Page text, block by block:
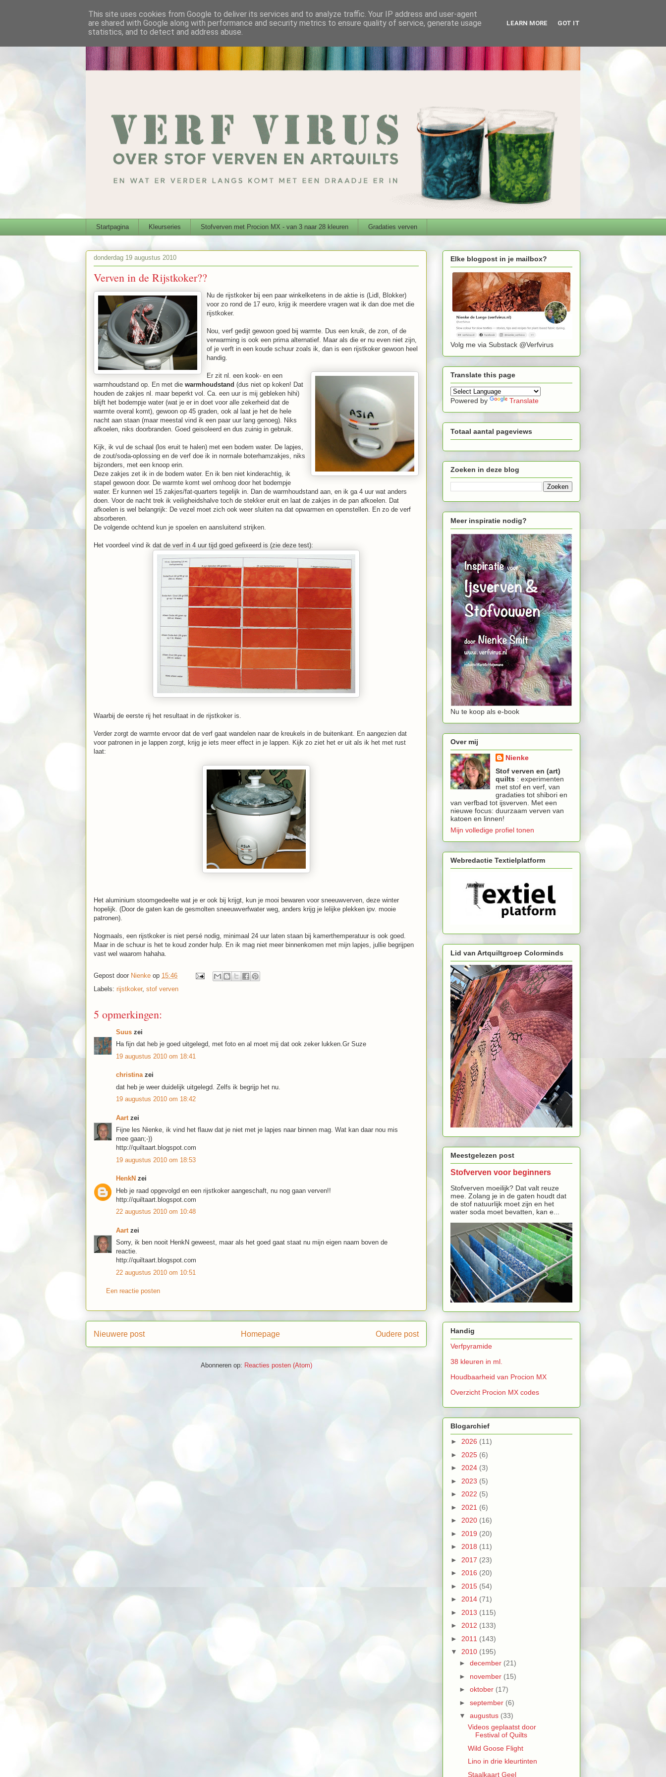
Startpagina Kleurseries Stofverven met Procion MX - van 3 naar 28 kleuren Gradaties verven
donderdag 19 augustus 2010
Verven in de Rijstkoker??
Nu de rijstkoker bij een paar winkelketens in de aktie is (Lidl, Blokker)
voor zo rond de 17 euro, krijg ik meerdere vragen wat ik dan doe met die
rijstkoker.
Nou, verf gedijt gewoon goed bij warmte. Dus een kruik, de zon, of de
verwarming is ook een prima alternatief. Maar als die er nu even niet zijn,
of je verft in een koude schuur zoals ik, dan is een rijstkoker gewoon heel
handig.
Er zit nl. een kook- en een
warmhoudstand op. En met die warmhoudstand (dus niet op koken! Dat
houden de zakjes nl. maar beperkt vol. Ca. een uur is mij gebleken hihi)
blijft het bodempje water (wat je er in doet voor alle zekerheid dat de
warmte overal komt), gewoon op 45 graden, ook al laat je het de hele
nacht aan staan (maar meestal vind ik een paar uur lang genoeg). Niks
afkoelen, niks doorbranden. Goed geisoleerd en dus zuinig in gebruik.
Kijk, ik vul de schaal (los eruit te halen) met een bodem water. De lapjes,
de zout/soda-oplossing en de verf doe ik in normale boterhamzakjes, niks
bijzonders, met een knoop erin.
Deze zakjes zet ik in de bodem water. En ik ben niet kinderachtig, ik
stapel gewoon door. De warmte komt wel omhoog door het bodempje
water. Er kunnen wel 15 zakjes/fat-quarters tegelijk in. Dan de warmhoudstand aan, en ik ga 4 uur wat anders
doen. Voor de nacht trek ik veiligheidshalve toch de stekker eruit en laat de zakjes in de pan afkoelen. Dat
afkoelen is wel belangrijk: De vezel moet zich ook weer sluiten na dat opwarmen en openstellen. En zo de verf
absorberen.
De volgende ochtend kun je spoelen en aansluitend strijken.
Het voordeel vind ik dat de verf in 4 uur tijd goed gefixeerd is (zie deze test):
Waarbij de eerste rij het resultaat in de rijstkoker is.
Verder zorgt de warmte ervoor dat de verf gaat wandelen naar de kreukels in de buitenkant. En aangezien dat
voor patronen in je lappen zorgt, krijg je iets meer effect in je lappen. Kijk zo ziet het er uit als ik het met rust
laat:
Het aluminium stoomgedeelte wat je er ook bij krijgt, kun je mooi bewaren voor sneeuwverven, deze winter
hopelijk. (Door de gaten kan de gesmolten sneeuwverfwater weg, anders krijg je lelijke plekken ipv. mooie
patronen).
Nogmaals, een rijstkoker is niet persé nodig, minimaal 24 uur laten staan bij kamerthemperatuur is ook goed.
Maar in de schuur is het te koud zonder hulp. En ik mag niet meer binnenkomen met mijn lapjes, jullie begrijpen
vast wel waarom hahaha.
Gepost door Nienke op 15:46
Labels: rijstkoker, stof verven
5 opmerkingen:
Suus zei
Ha fijn dat heb je goed uitgelegd, met foto en al moet mij dat ook zeker lukken.Gr Suze
19 augustus 2010 om 18:41
christinazei
dat heb je weer duidelijk uitgelegd. Zelfs ik begrijp het nu.
19 augustus 2010 om 18:42
Aart zei
Fijne les Nienke, ik vind het flauw dat je niet met je lapjes naar binnen mag. Wat kan daar nou mis
mee gaan;-))
http://quiltaart.blogspot.com
19 augustus 2010 om 18:53
HenkN zei
Heb je raad opgevolgd en een rijstkoker aangeschaft, nu nog gaan verven!!
http://quiltaart.blogspot.com
22 augustus 2010 om 10:48
Aart zei
Sorry, ik ben nooit HenkN geweest, maar als het goed gaat staat nu mijn eigen naam boven de
reactie.
http://quiltaart.blogspot.com
22 augustus 2010 om 10:51
Een reactie posten
Nieuwere post Oudere post
Homepage
Abonneren op: Reacties posten (Atom)
Elke blogpost in je mailbox?
Volg me via Substack @Verfvirus
Translate this page
Powered by Translate
Totaal aantal pageviews
Zoeken in deze blog
Meer inspiratie nodig?
Nu te koop als e-book
Over mij
Nienke
Stof verven en (art)
quilts : experimenten
met stof en verf, van
gradaties tot shibori en
van verfbad tot ijsverven. Met een
nieuwe focus: duurzaam verven van
katoen en linnen!
Mijn volledige profiel tonen
Webredactie Textielplatform
Lid van Artquiltgroep Colorminds
Meestgelezen post
Stofverven voor beginners
Stofverven moeilijk? Dat valt reuze
mee. Zolang je in de gaten houdt dat
de stof natuurlijk moet zijn en het
water soda moet bevatten, kan e...
Handig
Verfpyramide
38 kleuren in ml.
Houdbaarheid van Procion MX
Overzicht Procion MX codes
Blogarchief
► 2026 (11)
► 2025 (6)
► 2024 (3)
► 2023 (5)
► 2022 (5)
► 2021 (6)
► 2020 (16)
► 2019 (20)
► 2018 (11)
► 2017 (23)
► 2016 (20)
► 2015 (54)
► 2014 (71)
► 2013 (115)
► 2012 (133)
► 2011 (143)
▼ 2010 (195)
► december (21)
► november (15)
► oktober (17)
► september (6)
▼ augustus (33)
Videos geplaatst door
Festival of Quilts
Wild Goose Flight
Lino in drie kleurtinten
Staalkaart Geel
This site uses cookies from Google to deliver its services and to analyze traffic. Your IP address and user-agent
are shared with Google along with performance and security metrics to ensure quality of service, generate usage
statistics, and to detect and address abuse.
LEARN MORE GOT IT